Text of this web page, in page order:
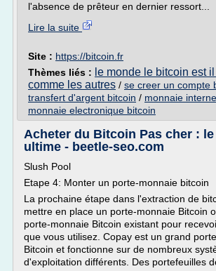
l'absence de prêteur en dernier ressort...
Lire la suite
Site : https://bitcoin.fr
Thèmes liés : le monde le bitcoin est
comme les autres / se creer un compte
transfert d'argent bitcoin / monnaie
monnaie electronique bitcoin
Acheter du Bitcoin Pas cher :
ultime - beetle-seo.com
Slush Pool
Etape 4: Monter un porte-monnaie bitcoin
La prochaine étape dans l'extraction de
mettre en place un porte-monnaie Bitcoin
porte-monnaie Bitcoin existant pour
que vous utilisez. Copay est un grand
Bitcoin et fonctionne sur de nombreux
d'exploitation différents. Des portefeuilles